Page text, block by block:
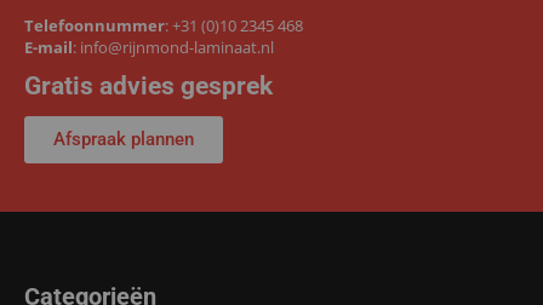
Telefoonnummer:+31 (0)10 2345 468
E-mail: info@rijnmond-laminaat.nl
Gratis advies gesprek
Afspraak plannen
Categorieën